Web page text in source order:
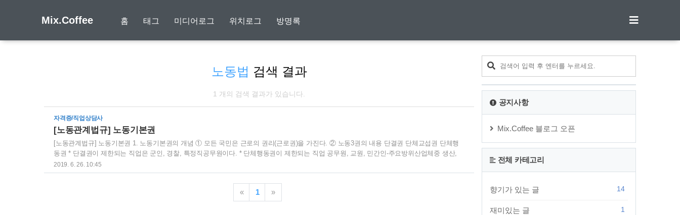
Mix.Coffee 홈 태그 미디어로그 위치로그 방명록
노동법 검색 결과
1 개의 검색 결과가 있습니다.
자격증/직업상담사
[노동관계법규] 노동기본권
[노동관계법규] 노동기본권 1. 노동기본권의 개념 ① 모든 국민은 근로의 권리(근로권)을 가진다. ② 노동3권의 내용 단결권 단체교섭권 단체행
동권 * 단결권이 제한되는 직업은 군인, 경찰, 특정직공무원이다. * 단체행동권이 제한되는 직업 공무원, 교원, 민간인-주요방위산업체중 생산,
전력, 용수들은 제한 2. 19세기 근대시민법과 20세기 현대민법 원칙의 차이 19C 시민 민법(사용자) 20C 현대 민법(공공) 소유권 절대원칙 소유권
상대원칙 : 공공, 공익 노동권의 기본보장과 사용자의 고용보험료 납부 계약자 자유원칙 계약공정원칙 : 사회질서 근로조건의 최저기준 과실 책
임의 원칙 무과실책임의 원칙 : 재해보상 ※ 헌법 37조 노동기본권은 절대적 권리는 아니며, 공공복리 등에 의해서 제약을 받을 수 있다...
2019. 6. 26. 10:45
« 1 »
공지사항
Mix.Coffee 블로그 오픈
전체 카테고리
향기가 있는 글 14
재미있는 글 1